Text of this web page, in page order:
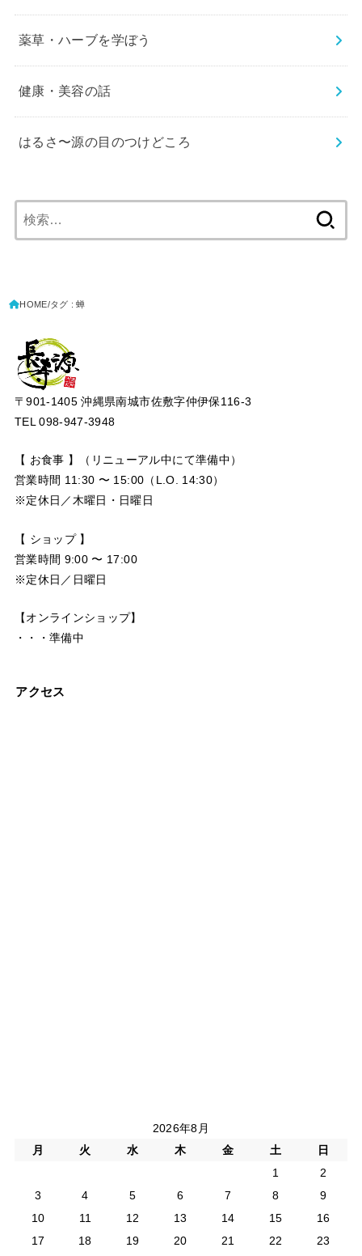
薬草・ハーブを学ぼう
健康・美容の話
はるさ〜源の目のつけどころ
索:
HOME タグ : 蝉
〒901-1405 沖縄県南城市佐敷字仲伊保116-3
TEL 098-947-3948
【 お食事 】（リニューアル中にて準備中）
営業時間 11:30 〜 15:00（L.O. 14:30）
※定休日／木曜日・日曜日
【 ショップ 】
営業時間 9:00 〜 17:00
※定休日／日曜日
【オンラインショップ】
・・・準備中
アクセス
2026年8月
月
火 水 木 金 土
日
1
2
3
4 5 6 7 8
9
10
11 12 13 14 15
16
17
18 19 20 21 22 23